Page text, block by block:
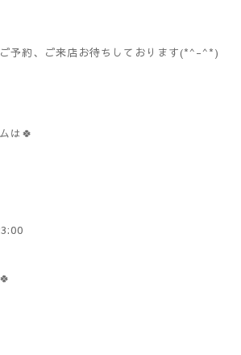
予約、ご来店お待ちしております(*^-^*)
は🍀